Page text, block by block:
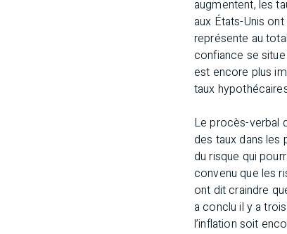
augmentent, les
aux États-Unis
représente au
confiance se
est encore plus
taux
Le procès-verbal
des taux dans les
du risque qui
convenu que les
ont dit craindre
a conclu il y a
l’inflation soit